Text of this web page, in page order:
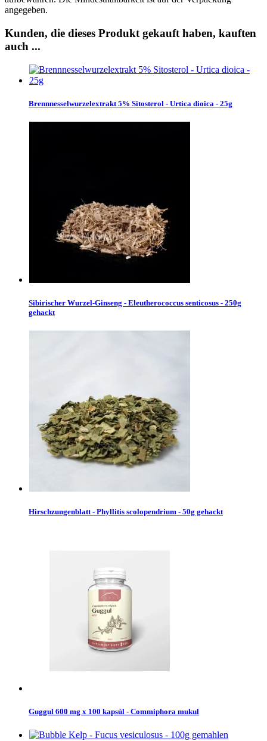
angegeben.
Kunden, die dieses Produkt gekauft haben, kauften
auch ...
Brennnesselwurzelextrakt 5% Sitosterol - Urtica dioica - 25g
Sibirischer Wurzel-Ginseng - Eleutherococcus senticosus - 250g
gehackt
Hirschzungenblatt - Phyllitis scolopendrium - 50g gehackt
Guggul 600 mg x 100 kapsúl - Commiphora mukul